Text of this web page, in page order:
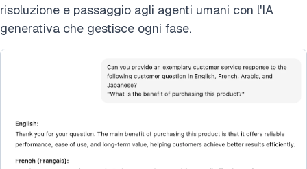
risoluzione e passaggio agli agenti umani con l'IA
generativa che gestisce ogni fase.